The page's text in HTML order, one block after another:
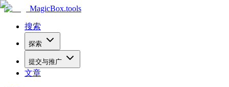
MagicBox.tools
搜索
探索
提交与推广
文章